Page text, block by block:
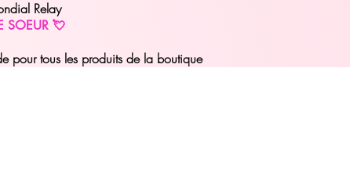
Relay
SOEUR 💘
pour tous les produits de la boutique